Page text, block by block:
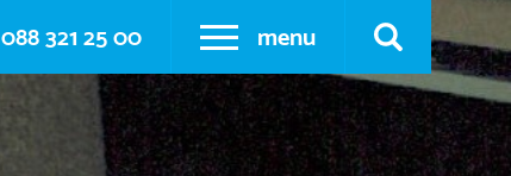
088 321 25 00 menu